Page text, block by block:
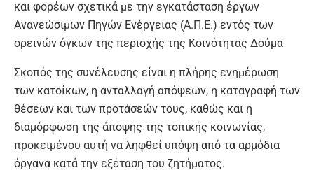
και φορέων σχετικά με την εγκατάσταση έργων
Ανανεώσιμων Πηγών Ενέργειας (Α.Π.Ε.) εντός των
ορεινών όγκων της περιοχής της Κοινότητας Δούμα
Σκοπός της συνέλευσης είναι η πλήρης ενημέρωση
των κατοίκων, η ανταλλαγή απόψεων, η καταγραφή των
θέσεων και των προτάσεών τους, καθώς και η
διαμόρφωση της άποψης της τοπικής κοινωνίας,
προκειμένου αυτή να ληφθεί υπόψη από τα αρμόδια
όργανα κατά την εξέταση του ζητήματος.